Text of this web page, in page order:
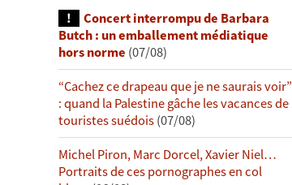
Concert interrompu de Barbara
Butch : un emballement médiatique
hors norme (07/08)
“Cachez ce drapeau que je ne saurais voir”
: quand la Palestine gâche les vacances de
touristes suédois(07/08)
Michel Piron, Marc Dorcel, Xavier Niel…
Portraits de ces pornographes en col